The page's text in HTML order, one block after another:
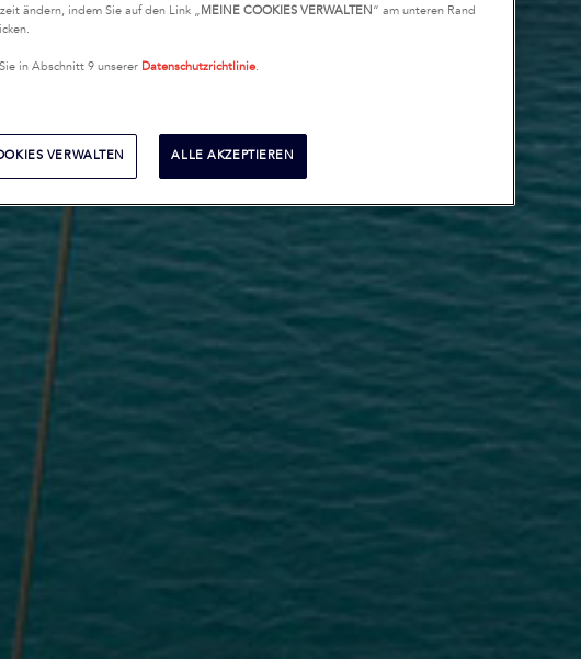
ändern, indem Sie auf den Link „MEINE COOKIES VERWALTEN“ am unteren Rand
in Abschnitt 9 unserer Datenschutzrichtlinie.
VERWALTEN ALLE AKZEPTIEREN